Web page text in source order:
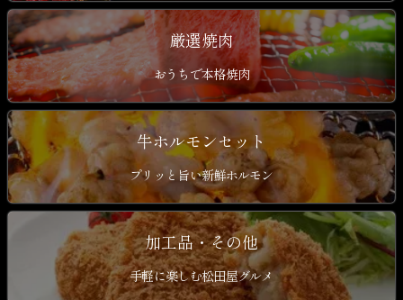
厳選焼肉
おうちで本格焼肉
牛ホルモンセット
プリッと旨い新鮮ホルモン
加工品・その他
手軽に楽しむ松田屋グルメ